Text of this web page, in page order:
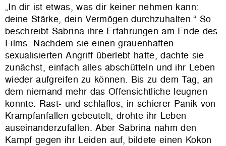
„In dir ist etwas, was dir keiner nehmen kann:
deine Stärke, dein Vermögen durchzuhalten.“ So
beschreibt Sabrina ihre Erfahrungen am Ende des
Films. Nachdem sie einen grauenhaften
sexualisierten Angriff überlebt hatte, dachte sie
zunächst, einfach alles abschütteln und ihr Leben
wieder aufgreifen zu können. Bis zu dem Tag, an
dem niemand mehr das Offensichtliche leugnen
konnte: Rast- und schlaflos, in schierer Panik von
Krampfanfällen gebeutelt, drohte ihr Leben
auseinanderzufallen. Aber Sabrina nahm den
Kampf gegen ihr Leiden auf, bildete einen Kokon